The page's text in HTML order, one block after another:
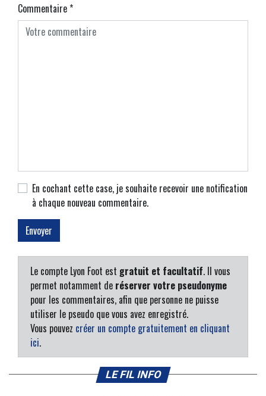
Commentaire*
En cochant cette case, je souhaite recevoir une notification
à chaque nouveau commentaire.
Le compte Lyon Foot est gratuit et facultatif. Il vous
permet notamment de réserver votre pseudonyme
pour les commentaires, afin que personne ne puisse
utiliser le pseudo que vous avez enregistré.
Vous pouvez créer un compte gratuitement en cliquant
ici.
LE FIL INFO